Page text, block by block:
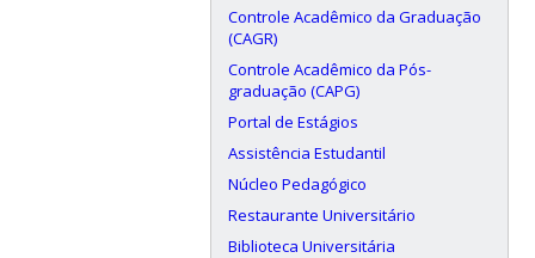
Controle Acadêmico da Graduação
(CAGR)
Controle Acadêmico da Pós-
graduação (CAPG)
Portal de Estágios
Assistência Estudantil
Núcleo Pedagógico
Restaurante Universitário
Biblioteca Universitária